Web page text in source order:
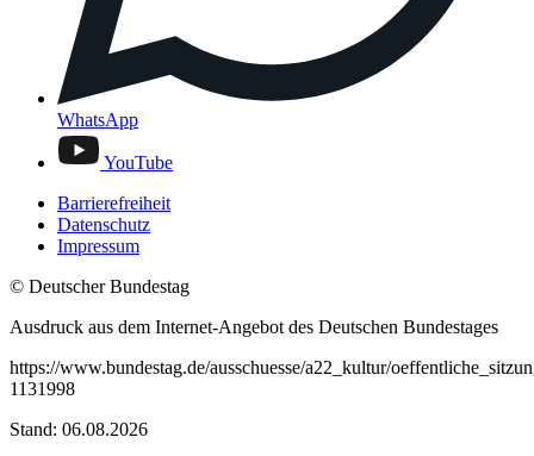
WhatsApp
YouTube
Barrierefreiheit
Datenschutz
Impressum
© Deutscher Bundestag
Ausdruck aus dem Internet-Angebot des Deutschen Bundestages
https://www.bundestag.de/ausschuesse/a22_kultur/
1131998
Stand: 06.08.2026